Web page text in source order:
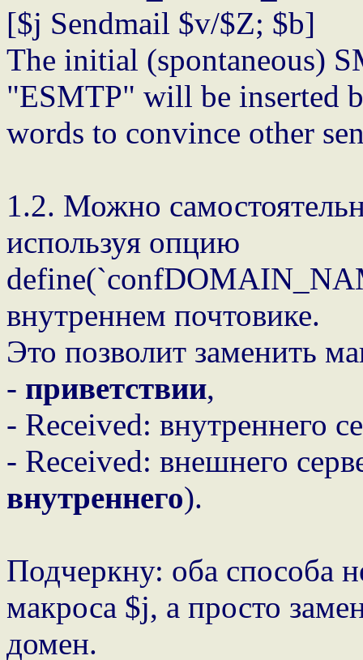
[$j Sendmail $v/$Z; $b]
The initial (spontaneous)
"ESMTP" will be inserted
words to convince other
1.2. Можно
используя опцию
внутреннем почтовике.
Это позволит заменить
- приветствии,
- Received: внутреннего
- Received: внешнего
внутреннего).
Подчеркну: оба способа
макроса $j, а просто
домен.